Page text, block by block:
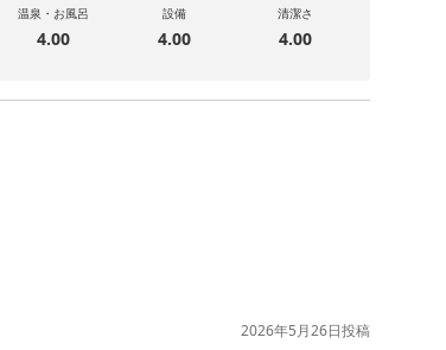
温泉・お風呂
4.00
設備
4.00
清潔さ
4.00
2026年5月26日投稿